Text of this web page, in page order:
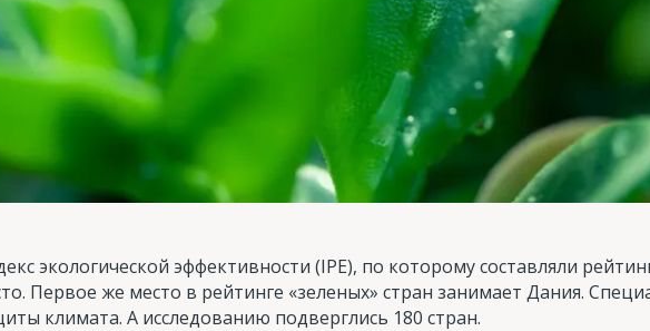
экологической эффективности (IPE), по которому составляли
Первое же место в рейтинге «зеленых» стран занимает Дания.
климата. А исследованию подверглись 180 стран.